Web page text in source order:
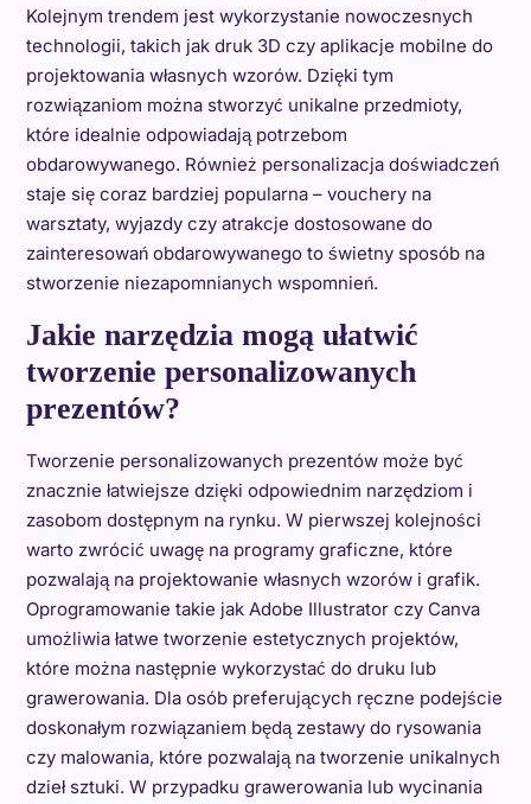
Kolejnym trendem jest wykorzystanie nowoczesnych
technologii, takich jak druk 3D czy aplikacje mobilne do
projektowania własnych wzorów. Dzięki tym
rozwiązaniom można stworzyć unikalne przedmioty,
które idealnie odpowiadają potrzebom
obdarowywanego. Również personalizacja doświadczeń
staje się coraz bardziej popularna – vouchery na
warsztaty, wyjazdy czy atrakcje dostosowane do
zainteresowań obdarowywanego to świetny sposób na
stworzenie niezapomnianych wspomnień.
Jakie narzędzia mogą ułatwić
tworzenie personalizowanych
prezentów?
Tworzenie personalizowanych prezentów może być
znacznie łatwiejsze dzięki odpowiednim narzędziom i
zasobom dostępnym na rynku. W pierwszej kolejności
warto zwrócić uwagę na programy graficzne, które
pozwalają na projektowanie własnych wzorów i grafik.
Oprogramowanie takie jak Adobe Illustrator czy Canva
umożliwia łatwe tworzenie estetycznych projektów,
które można następnie wykorzystać do druku lub
grawerowania. Dla osób preferujących ręczne podejście
doskonałym rozwiązaniem będą zestawy do rysowania
czy malowania, które pozwalają na tworzenie unikalnych
dzieł sztuki. W przypadku grawerowania lub wycinania